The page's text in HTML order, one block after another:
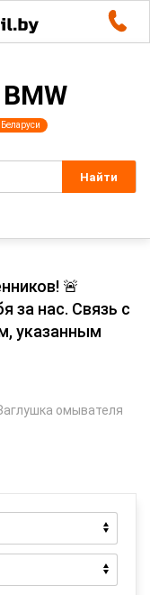
🚨
за нас. Связь с
указанным
омывателя